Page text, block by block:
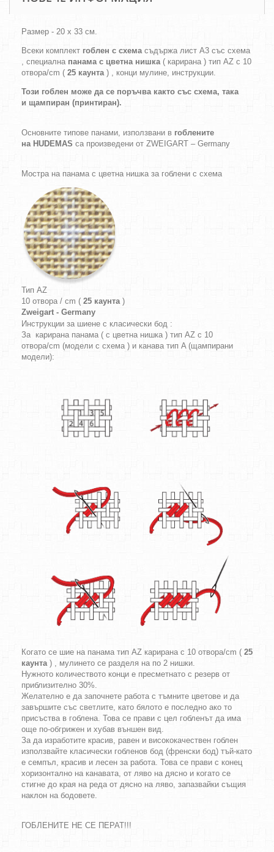
Размер - 20 х 33 см.
Всеки комплект гоблен с схемасъдържа лист А3 със схема
, специална панама с цветна нишка( карирана ) тип AZ с 10
отвора/cm ( 25 каунта) , конци мулине, инструкции.
Този гоблен може да се поръчва както със схема, така
и щампиран (принтиран).
Основните типове панами, използвани в гоблените
на HUDEMAS са произведени от ZWEIGART – Germany
Мостра на панама с цветна нишка за гоблени с схема
Тип AZ
10 отвора / cm ( 25 каунта)
Zweigart - Germany
Инструкции за шиене с класически бод :
За карирана панама ( с цветна нишка ) тип AZ с 10
отвора/cm (модели с схема ) и канава тип A (щампирани
модели):
Когато се шие на панама тип AZ карирана с 10 отвора/cm ( 25
каунта) , мулинето се разделя на по 2 нишки.
Нужното количеството конци е пресметнато с резерв от
приблизително 30%.
Желателно е да започнете работа с тъмните цветове и да
завършите със светлите, като бялото е последно ако то
присъства в гоблена. Това се прави с цел гобленът да има
още по-обгрижен и хубав външен вид.
За да изработите красив, равен и висококачествен гоблен
използвайте класически гобленов бод (френски бод) тъй-като
е семпъл, красив и лесен за работа. Това се прави с конец
хоризонтално на канавата, от ляво на дясно и когато се
стигне до края на реда от дясно на ляво, запазвайки същия
наклон на бодовете.
ГОБЛЕНИТЕ НЕ СЕ ПЕРАТ!!!